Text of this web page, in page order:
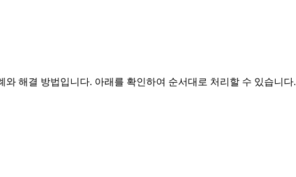
해결 방법입니다. 아래를 확인하여 순서대로 처리할 수 있습니다.